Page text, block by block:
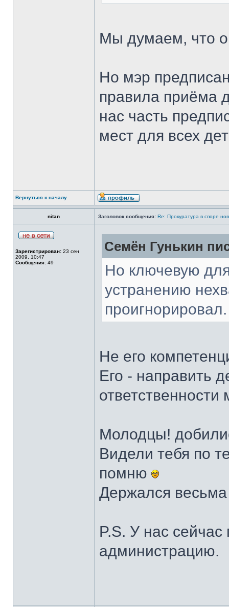
Мы думаем, что
Но мэр
правила приёма
нас часть
мест для всех
Вернуться к началу
nitan Заголовок сообщения: Re: Прокуратура в споре
Зарегистрирован: 23 сен
2009, 10:47
Сообщения: 49
Семён Гунькин
Но ключевую
устранению
проигнорировал.
Не его
Его - направить
ответственности
Молодцы!
Видели тебя по
помню
Держался
P.S. У нас
администрацию.